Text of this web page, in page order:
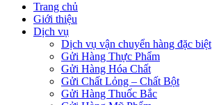
Trang chủ
Giới thiệu
Dịch vụ
Dịch vụ vận chuyển hàng đặc biệt
Gửi Hàng Thực Phẩm
Gửi Hàng Hóa Chất
Gửi Chất Lỏng – Chất Bột
Gửi Hàng Thuốc Bắc